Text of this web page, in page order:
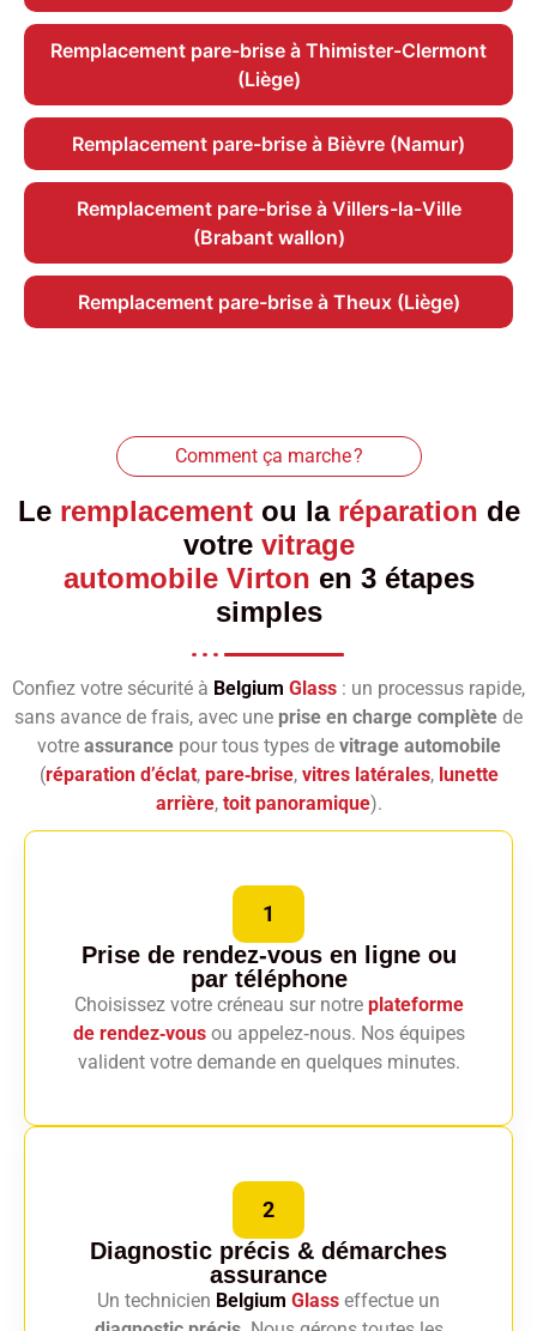
Remplacement pare-brise à Thimister-Clermont
(Liège)
Remplacement pare-brise à Bièvre (Namur)
Remplacement pare-brise à Villers-la-Ville
(Brabant wallon)
Remplacement pare-brise à Theux (Liège)
Comment ça marche ?
Le remplacementou la réparation de
votre vitrage
automobile Virton en 3 étapes
simples
Confiez votre sécurité à Belgium Glass : un processus rapide,
sans avance de frais, avec une prise en charge complète de
votre assurancepour tous types de vitrage automobile
(réparation d’éclat, pare‑brise, vitres latérales, lunette
arrière, toit panoramique).
1
Prise de rendez-vous en ligne ou
par téléphone
Choisissez votre créneau sur notre plateforme
de rendez‑vousou appelez‑nous. Nos équipes
valident votre demande en quelques minutes.
2
Diagnostic précis & démarches
assurance
Un technicien Belgium Glass effectue un